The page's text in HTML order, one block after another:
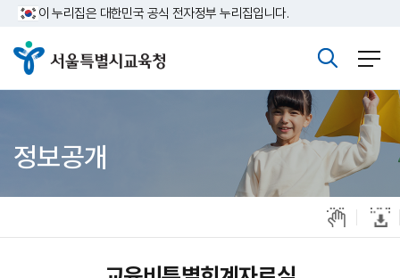
주메뉴바로가기
본문바로가기
이 누리집은 대한민국 공식 전자정부 누리집입니다.
정보공개